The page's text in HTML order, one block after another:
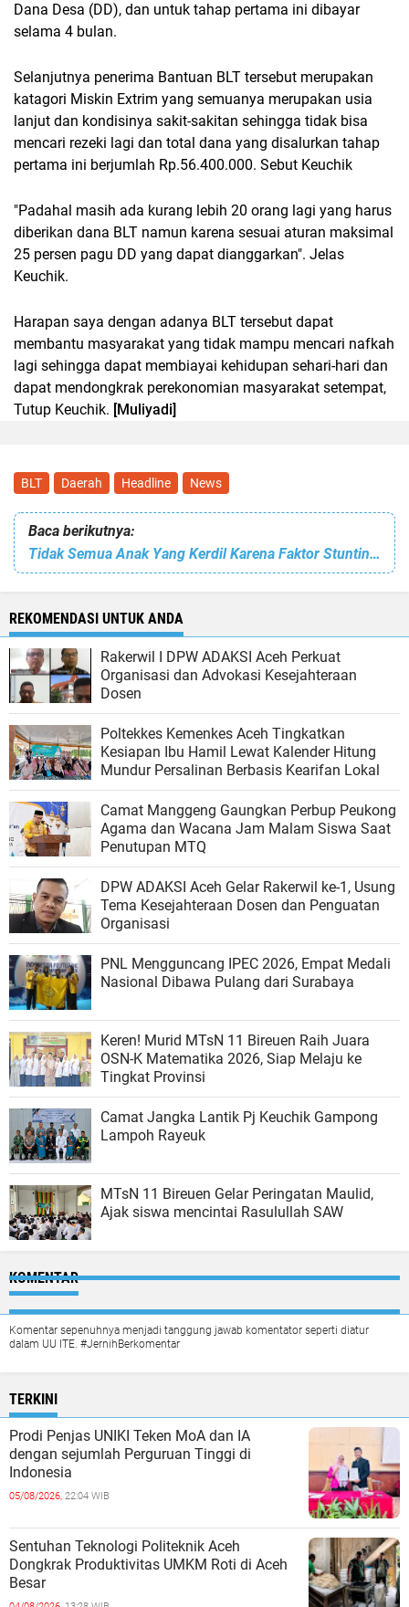
Dana Desa (DD), dan untuk tahap pertama ini dibayar
selama 4 bulan.
Selanjutnya penerima Bantuan BLT tersebut merupakan
katagori Miskin Extrim yang semuanya merupakan usia
lanjut dan kondisinya sakit-sakitan sehingga tidak bisa
mencari rezeki lagi dan total dana yang disalurkan tahap
pertama ini berjumlah Rp.56.400.000. Sebut Keuchik
"Padahal masih ada kurang lebih 20 orang lagi yang harus
diberikan dana BLT namun karena sesuai aturan maksimal
25 persen pagu DD yang dapat dianggarkan". Jelas
Keuchik.
Harapan saya dengan adanya BLT tersebut dapat
membantu masyarakat yang tidak mampu mencari nafkah
lagi sehingga dapat membiayai kehidupan sehari-hari dan
dapat mendongkrak perekonomian masyarakat setempat,
Tutup Keuchik. [Muliyadi]
BLT Daerah Headline News
Baca berikutnya:
Tidak Semua Anak Yang Kerdil Karena Faktor Stunting itu Kata Bupati Bireuen
REKOMENDASI UNTUK ANDA
Rakerwil I DPW ADAKSI Aceh Perkuat
Organisasi dan Advokasi Kesejahteraan
Dosen
Poltekkes Kemenkes Aceh Tingkatkan
Kesiapan Ibu Hamil Lewat Kalender Hitung
Mundur Persalinan Berbasis Kearifan Lokal
Camat Manggeng Gaungkan Perbup Peukong
Agama dan Wacana Jam Malam Siswa Saat
Penutupan MTQ
DPW ADAKSI Aceh Gelar Rakerwil ke-1, Usung
Tema Kesejahteraan Dosen dan Penguatan
Organisasi
PNL Mengguncang IPEC 2026, Empat Medali
Nasional Dibawa Pulang dari Surabaya
Keren! Murid MTsN 11 Bireuen Raih Juara
OSN-K Matematika 2026, Siap Melaju ke
Tingkat Provinsi
Camat Jangka Lantik Pj Keuchik Gampong
Lampoh Rayeuk
MTsN 11 Bireuen Gelar Peringatan Maulid,
Ajak siswa mencintai Rasulullah SAW
KOMENTAR
Komentar sepenuhnya menjadi tanggung jawab komentator seperti diatur
dalam UU ITE. #JernihBerkomentar
TERKINI
Prodi Penjas UNIKI Teken MoA dan IA
dengan sejumlah Perguruan Tinggi di
Indonesia
05/08/2026, 22:04 WIB
Sentuhan Teknologi Politeknik Aceh
Dongkrak Produktivitas UMKM Roti di Aceh
Besar